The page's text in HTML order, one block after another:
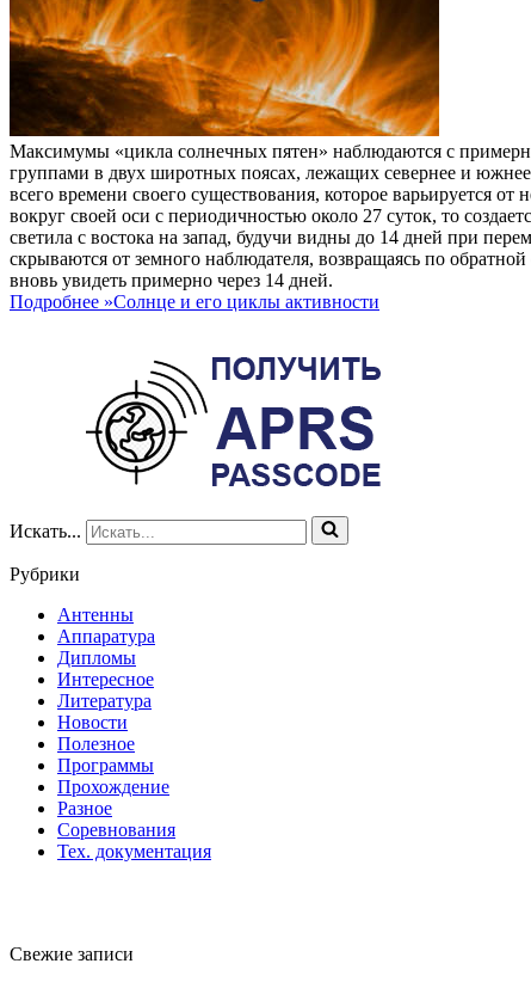
Максимумы «цикла солнечных пятен» наблюдаются с
группами в двух широтных поясах, лежащих севернее и
всего времени своего существования, которое варьируется
вокруг своей оси с периодичностью около 27 суток, то
светила с востока на запад, будучи видны до 14 дней при
скрываются от земного наблюдателя, возвращаясь по
вновь увидеть примерно через 14 дней.
Подробнее »Солнце и его циклы активности
Искать...
Рубрики
Антенны
Аппаратура
Дипломы
Интересное
Литература
Новости
Полезное
Программы
Прохождение
Разное
Соревнования
Тех. документация
Свежие записи